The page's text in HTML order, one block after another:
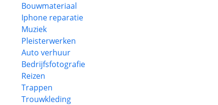
Bouwmateriaal
Iphone reparatie
Muziek
Pleisterwerken
Auto verhuur
Bedrijfsfotografie
Reizen
Trappen
Trouwkleding